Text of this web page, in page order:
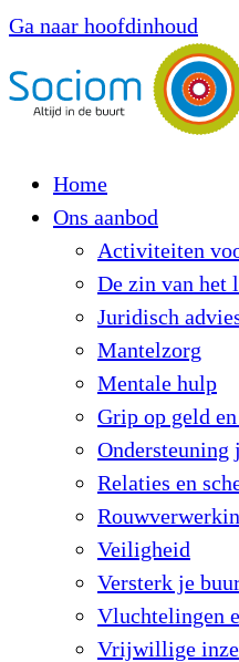
Ga naar hoofdinhoud
Home
Ons aanbod
Activiteiten
De zin van het
Juridisch
Mantelzorg
Mentale hulp
Grip op geld
Ondersteuning
Relaties en
Veiligheid
Versterk je
Vluchtelingen
Vrijwillige